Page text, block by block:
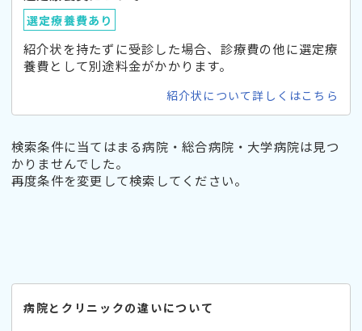
選定療養費あり
紹介状を持たずに受診した場合、診療費の他に選定療
養費として別途料金がかかります。
紹介状について詳しくはこちら
検索条件に当てはまる病院・総合病院・大学病院は見つ
かりませんでした。
再度条件を変更して検索してください。
病院とクリニックの違いについて